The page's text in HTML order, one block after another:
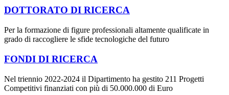
DOTTORATO DI RICERCA
Per la formazione di figure professionali altamente qualificate in
grado di raccogliere le sfide tecnologiche del futuro
FONDI DI RICERCA
Nel triennio 2022-2024 il Dipartimento ha gestito 211 Progetti
Competitivi finanziati con più di 50.000.000 di Euro